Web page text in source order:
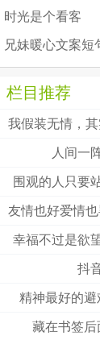
时光是个看客
兄妹暖心文案短
栏目推荐
人间一
围观的人只要
幸福不过是欲
抖
精神最好的
藏在书签后